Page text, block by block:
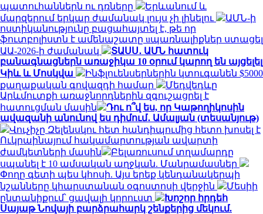
պատուհաններն ու դռները
Երևանում և
մարզերում երկար ժամանակ լույս չի լինելու
ԱՄՆ-ի
ոստիկանությունը բացահայտել է, թե որ
ֆուտբոլիստն է ամենաշատը uպառնալիքներ ստացել
ԱԱ-2026-ի ժամանակ
ՏԱՍՍ․ ԱՄՆ հատուկ
բանագնացներն առաջիկա 10 օրում կարող են այցելել
Կիև և Մոսկվա
Ինֆլուենսերներին կտուգանեն $5000
քաղաքական գովազդի համար
Մեդվեդևը
Արևմուտքի առաջնորդներին զգուշացրել է
հատուցման մասին
Դու ո՞վ ես, որ Կաթողիկոսին
ավազանի անունով ես դիմում․ Ամալյան (տեսանյութ)
Վուչիչը Զելենսկու հետ հանդիպումից հետո խոսել է
Ուկրաինայում հակամարտության ավարտի
ժամկետների մասին
Բելառուսում տղամարդը
սպանել է 10 ամսական աղջկան. Մանրամասներ
Փողը գետի պես կհոսի. Այս երեք կենդանակերպի
նշանները կհարստանան օգոստոսի վերջին
Մեսիի
ընտանիքում՝ ցավալի կորուստ
Խոշոր հրդեհ
Սայաթ Նովայի բարձրահարկ շենքերից մեկում.